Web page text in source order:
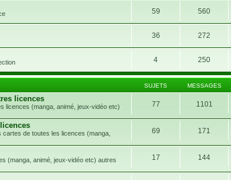
59 560
36 272
4 250
SUJETS MESSAGES
licences
licences (manga, animé, jeux-vidéo etc)
77 1101
de toutes les licences (manga,
69 171
(manga, animé, jeux-vidéo etc) autres
17 144